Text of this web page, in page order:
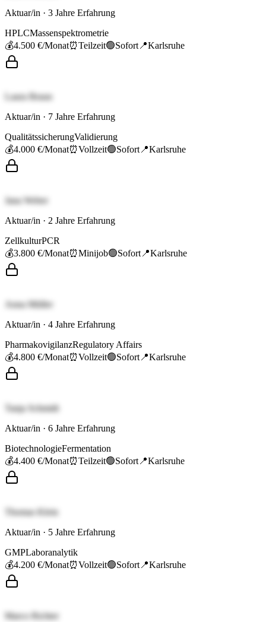
Aktuar/in · 3 Jahre Erfahrung
HPLCMassenspektrometrie
💰4.500 €/Monat⏰Teilzeit🟢Sofort 📍Karlsruhe
Laura Braun
Aktuar/in · 7 Jahre Erfahrung
QualitätssicherungValidierung
💰4.000 €/Monat⏰Vollzeit🟢Sofort 📍Karlsruhe
Jana Weber
Aktuar/in · 2 Jahre Erfahrung
ZellkulturPCR
💰3.800 €/Monat⏰Minijob🟢Sofort 📍Karlsruhe
Anna Müller
Aktuar/in · 4 Jahre Erfahrung
PharmakovigilanzRegulatory Affairs
💰4.800 €/Monat⏰Vollzeit🟢Sofort 📍Karlsruhe
Tanja Schmidt
Aktuar/in · 6 Jahre Erfahrung
BiotechnologieFermentation
💰4.400 €/Monat⏰Teilzeit🟢Sofort 📍Karlsruhe
Thomas Klein
Aktuar/in · 5 Jahre Erfahrung
GMPLaboranalytik
💰4.200 €/Monat⏰Vollzeit🟢Sofort 📍Karlsruhe
Marco Richter